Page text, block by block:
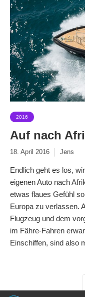
2016
Auf nach
18. April 2016 Jens
Endlich geht es los,
eigenen Auto nach
etwas flaues Gefühl
Europa zu verlassen.
Flugzeug und dem
im Fähre-Fahren
Einschiffen, sind also